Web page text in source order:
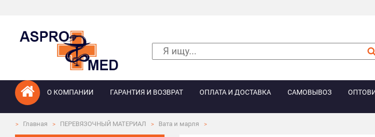
О КОМПАНИИ ГАРАНТИЯ И ВОЗВРАТ ОПЛАТА И ДОСТАВКА САМОВЫВОЗ
Главная ПЕРЕВЯЗОЧНЫЙ МАТЕРИАЛ Вата и марля